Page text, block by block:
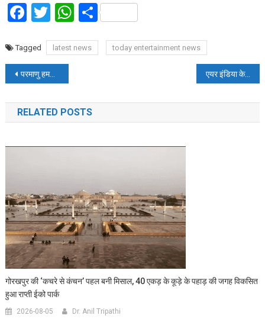
Facebook
Twitter
WhatsApp
Share
Tagged latest news today entertainment news
Post
navigation
परमाणु हमले की पॉलिसी को लेकर रक्षा मंत्री राजनाथ सिंह का बड़ा बयान एयर इंडिया के विमान में लगी आग, दिल्ली एयरपोर्ट पर इमरजेंसी लैंडिंग, 171 यात्री थे सवार
RELATED POSTS
गोरखपुर की ‘कचरे से कंचन’ पहल बनी मिसाल, 40 एकड़ के कूड़े के पहाड़ की जगह विकसित
हुआ राप्ती ईको पार्क
2026-08-05 Dr. Anil Tripathi